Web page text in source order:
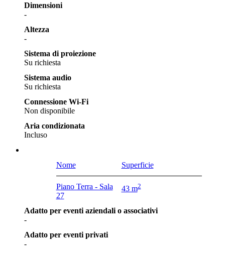
Dimensioni
-
Altezza
-
Sistema di proiezione
Su richiesta
Sistema audio
Su richiesta
Connessione Wi-Fi
Non disponibile
Aria condizionata
Incluso
Nome Superficie
Piano Terra - Sala
27
43 m2
Adatto per eventi aziendali o associativi
-
Adatto per eventi privati
-